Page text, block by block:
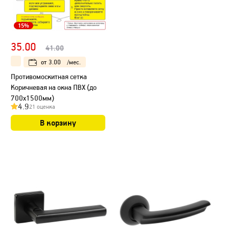
15%
35.00 41.00
от 3.00 /мес.
Противомоскитная сетка
Коричневая на окна ПВХ (до
700х1500мм)
4.921 оценка
В корзину